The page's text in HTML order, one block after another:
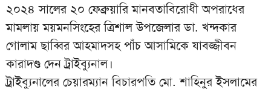
২০২৪ সালের ২০ ফেব্রুয়ারি মানবতাবিরোধী অপরাধের
মামলায় ময়মনসিংহের ত্রিশাল উপজেলার ডা. খন্দকার
গোলাম ছাব্বির আহমাদসহ পাঁচ আসামিকে যাবজ্জীবন
কারাদণ্ড দেন ট্রাইব্যুনাল।
ট্রাইব্যুনালের চেয়ারম্যান বিচারপতি মো. শাহিনুর ইসলামের